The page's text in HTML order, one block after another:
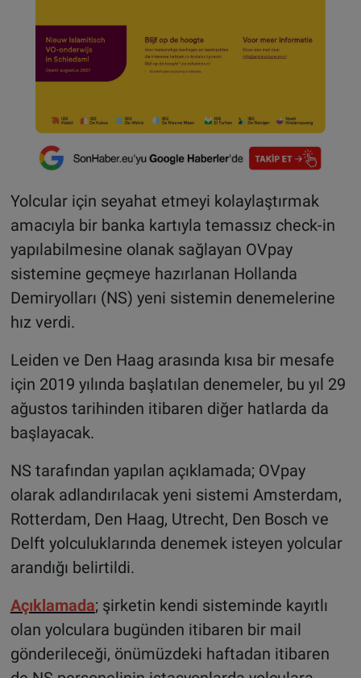
Yolcular için seyahat etmeyi kolaylaştırmak
amacıyla bir banka kartıyla temassız check-in
yapılabilmesine olanak sağlayan OVpay
sistemine geçmeye hazırlanan Hollanda
Demiryolları (NS) yeni sistemin denemelerine
hız verdi.
Leiden ve Den Haag arasında kısa bir mesafe
için 2019 yılında başlatılan denemeler, bu yıl 29
ağustos tarihinden itibaren diğer hatlarda da
başlayacak.
NS tarafından yapılan açıklamada; OVpay
olarak adlandırılacak yeni sistemi Amsterdam,
Rotterdam, Den Haag, Utrecht, Den Bosch ve
Delft yolculuklarında denemek isteyen yolcular
arandığı belirtildi.
Açıklamada; şirketin kendi sisteminde kayıtlı
olan yolculara bugünden itibaren bir mail
gönderileceği, önümüzdeki haftadan itibaren